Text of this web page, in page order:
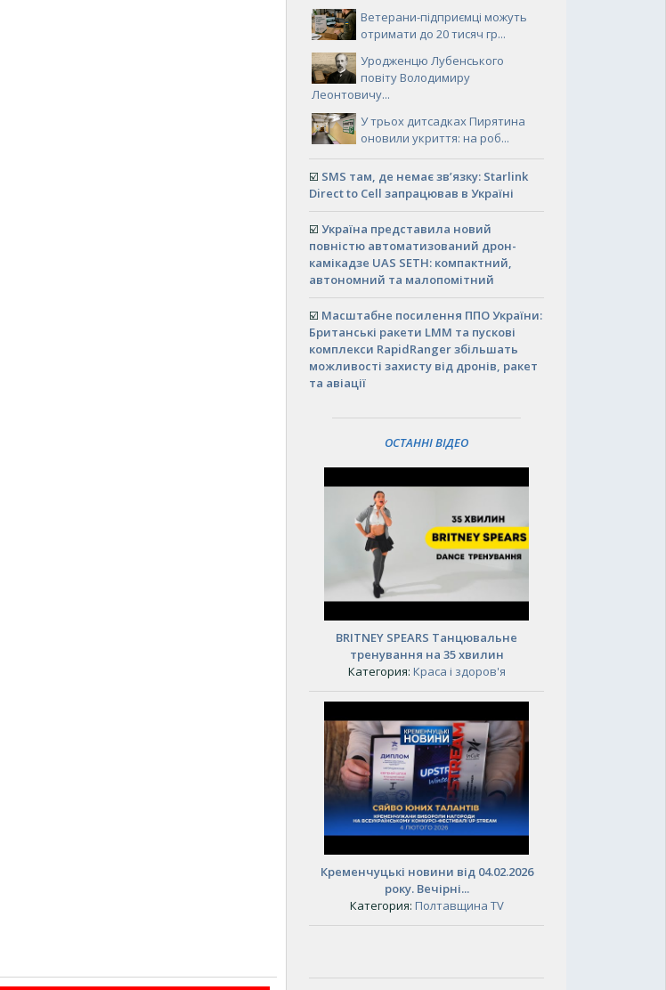
Ветерани-підприємці можуть
отримати до 20 тисяч гр...
Уродженцю Лубенського
повіту Володимиру
Леонтовичу...
У трьох дитсадках Пирятина
оновили укриття: на роб...
☑️ SMS там, де немає зв’язку: Starlink
Direct to Cell запрацював в Україні
☑️ Україна представила новий
повністю автоматизований дрон-
камікадзе UAS SETH: компактний,
автономний та малопомітний
☑️ Масштабне посилення ППО України:
Британські ракети LMM та пускові
комплекси RapidRanger збільшать
можливості захисту від дронів, ракет
та авіації
ОСТАННІ ВІДЕО
BRITNEY SPEARS Танцювальне
тренування на 35 хвилин
Категория: Краса і здоров'я
Кременчуцькі новини від 04.02.2026
року. Вечірні...
Категория: Полтавщина TV